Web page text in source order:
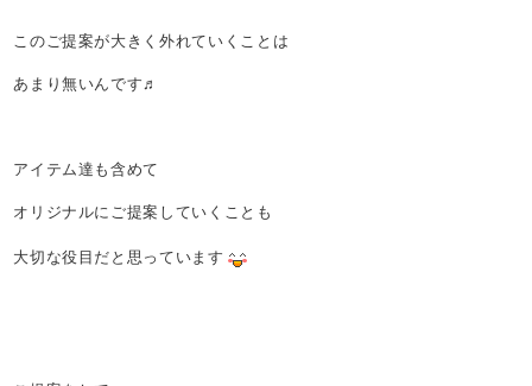
このご提案が大きく外れていくことは
あまり無いんです♬
アイテム達も含めて
オリジナルにご提案していくことも
大切な役目だと思っています